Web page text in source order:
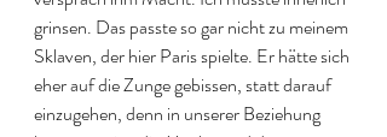
grinsen. Das passte so gar nicht zu meinem
Sklaven, der hier Paris spielte. Er hätte sich
eher auf die Zunge gebissen, statt darauf
einzugehen, denn in unserer Beziehung